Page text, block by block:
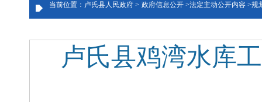
当前位置：卢氏县人民政府 > 政府信息公开 >法定主动公开内容 >规
卢氏县鸡湾水库